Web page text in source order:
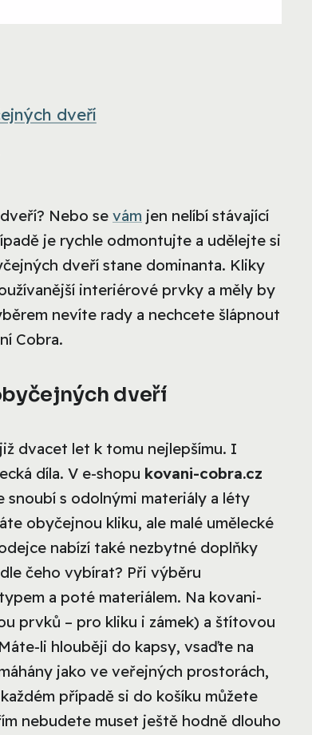
dveří
Nebo se vám jen nelíbí stávající
je rychle odmontujte a udělejte si
dveří stane dominanta. Kliky
interiérové prvky a měly by
nevíte rady a nechcete šlápnout
Cobra.
dveří
dvacet let k tomu nejlepšímu. I
díla. V e-shopu kovani-cobra.cz
snoubí s odolnými materiály a léty
obyčejnou kliku, ale malé umělecké
nabízí také nezbytné doplňky
čeho vybírat? Při výběru
a poté materiálem. Na kovani-
prvků – pro kliku i zámek) a štítovou
li hlouběji do kapsy, vsaďte na
jako ve veřejných prostorách,
případě si do košíku můžete
nebudete muset ještě hodně dlouho